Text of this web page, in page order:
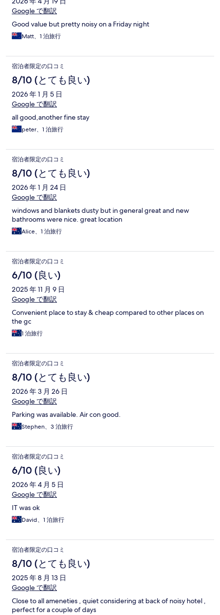
Google で翻訳
Good value but pretty noisy on a Friday night
Matt、1 泊旅行
宿泊者限定の口コミ
8/10 (とても良い)
2026 年 1 月 5 日
Google で翻訳
all good,another fine stay
peter、1 泊旅行
宿泊者限定の口コミ
8/10 (とても良い)
2026 年 1 月 24 日
Google で翻訳
windows and blankets dusty but in general great and new
bathrooms were nice. great location
Alice、1 泊旅行
宿泊者限定の口コミ
6/10 (良い)
2025 年 11 月 9 日
Google で翻訳
Convenient place to stay & cheap compared to other places on
the gc
1 泊旅行
宿泊者限定の口コミ
8/10 (とても良い)
2026 年 3 月 26 日
Google で翻訳
Parking was available. Air con good.
Stephen、3 泊旅行
宿泊者限定の口コミ
6/10 (良い)
2026 年 4 月 5 日
Google で翻訳
IT was ok
David、1 泊旅行
宿泊者限定の口コミ
8/10 (とても良い)
2025 年 8 月 13 日
Google で翻訳
Close to all ameneties , quiet considering at back of noisy hotel ,
perfect for a couple of days